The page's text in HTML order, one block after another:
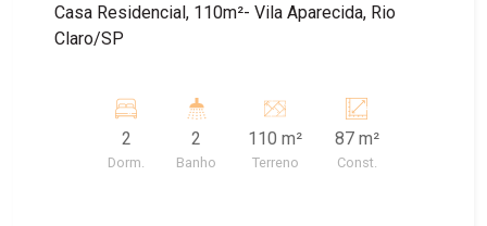
Casa Residencial, 110m²- Vila Aparecida, Rio
Claro/SP
2
Dorm.
2
Banho
110 m²
Terreno
87 m²
Const.